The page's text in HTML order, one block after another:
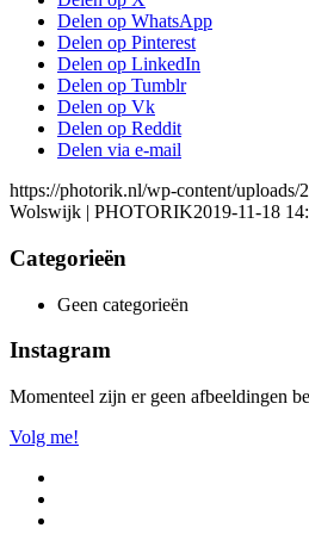
Delen op WhatsApp
Delen op Pinterest
Delen op LinkedIn
Delen op Tumblr
Delen op Vk
Delen op Reddit
Delen via e-mail
https://photorik.nl/wp-content/
Wolswijk | PHOTORIK2019-11-18
Categorieën
Geen categorieën
Instagram
Momenteel zijn er geen afbeeldingen
Volg me!